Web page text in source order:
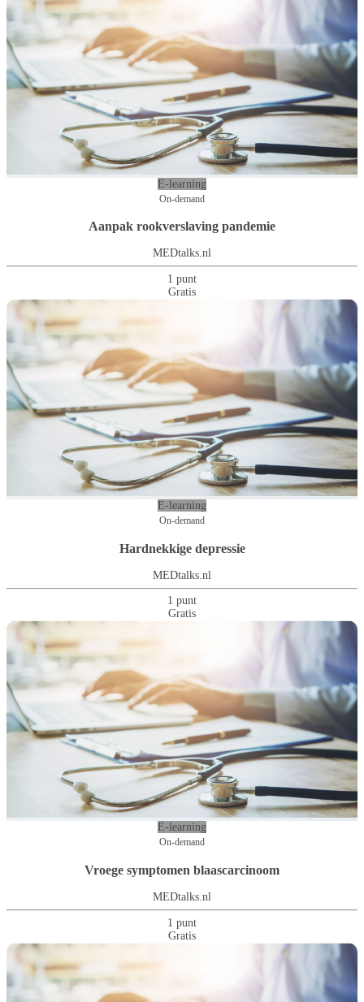
E-learning
On-demand
Aanpak rookverslaving pandemie
MEDtalks.nl
1 punt
Gratis
E-learning
On-demand
Hardnekkige depressie
MEDtalks.nl
1 punt
Gratis
E-learning
On-demand
Vroege symptomen blaascarcinoom
MEDtalks.nl
1 punt
Gratis